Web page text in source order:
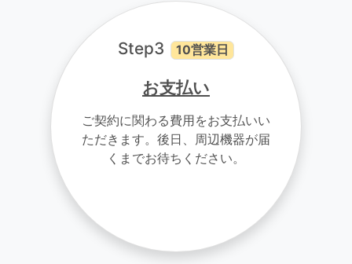
Step3 10営業日
お支払い
ご契約に関わる費用をお支払いい
ただきます。後日、周辺機器が届
くまでお待ちください。